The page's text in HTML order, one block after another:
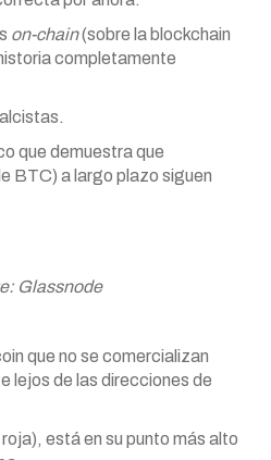
on-chain(sobre la blockchain
completamente
que demuestra que
BTC) a largo plazo siguen
Glassnode
que no se comercializan
lejos de las direcciones de
está en su punto más alto